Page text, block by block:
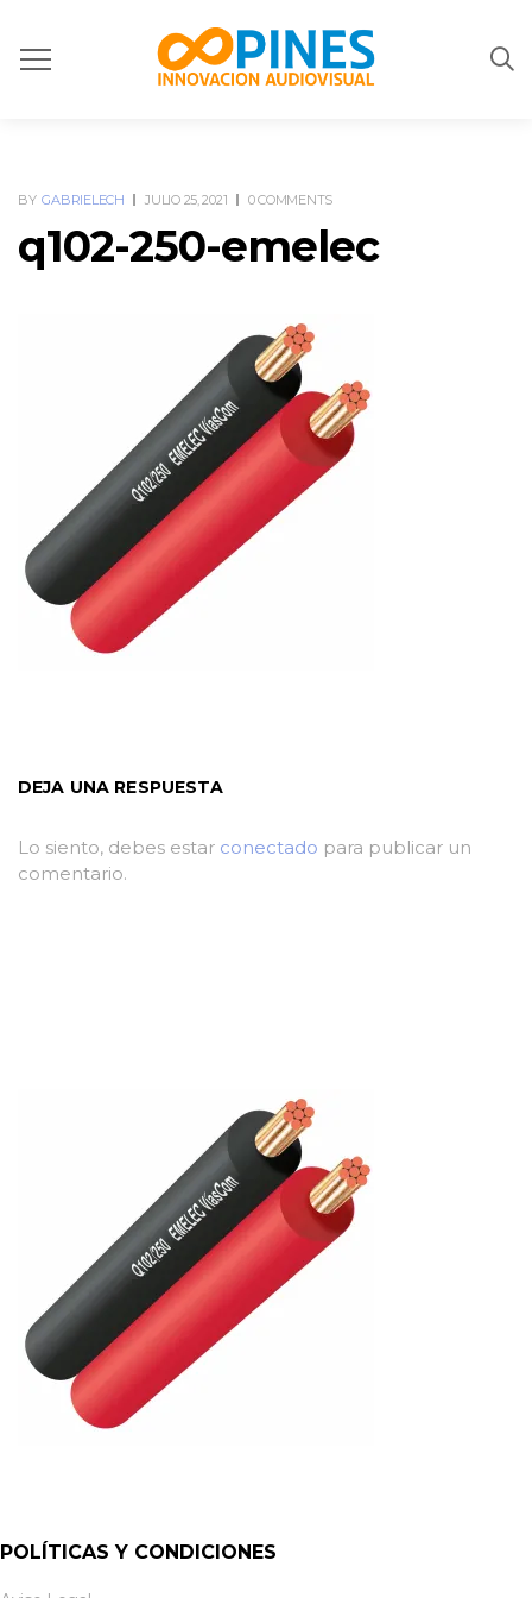
BY GABRIELECH JULIO 25, 2021 0 COMMENTS
q102-250-emelec
DEJA UNA RESPUESTA
Lo siento, debes estar conectado para publicar un
comentario.
POLÍTICAS Y CONDICIONES